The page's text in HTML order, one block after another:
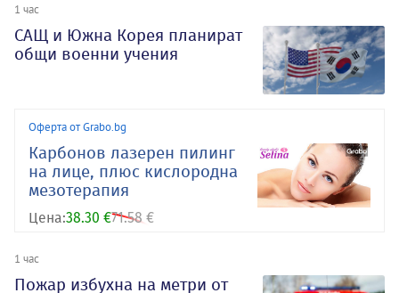
1 час
САЩ и Южна Корея планират
общи военни учения
Оферта от Grabo.bg
Карбонов лазерен пилинг
на лице, плюс кислородна
мезотерапия
Цена:38.30 €71.58 €
1 час
Пожар избухна на метри от